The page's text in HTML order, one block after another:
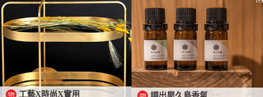
工藝X時尚X實用